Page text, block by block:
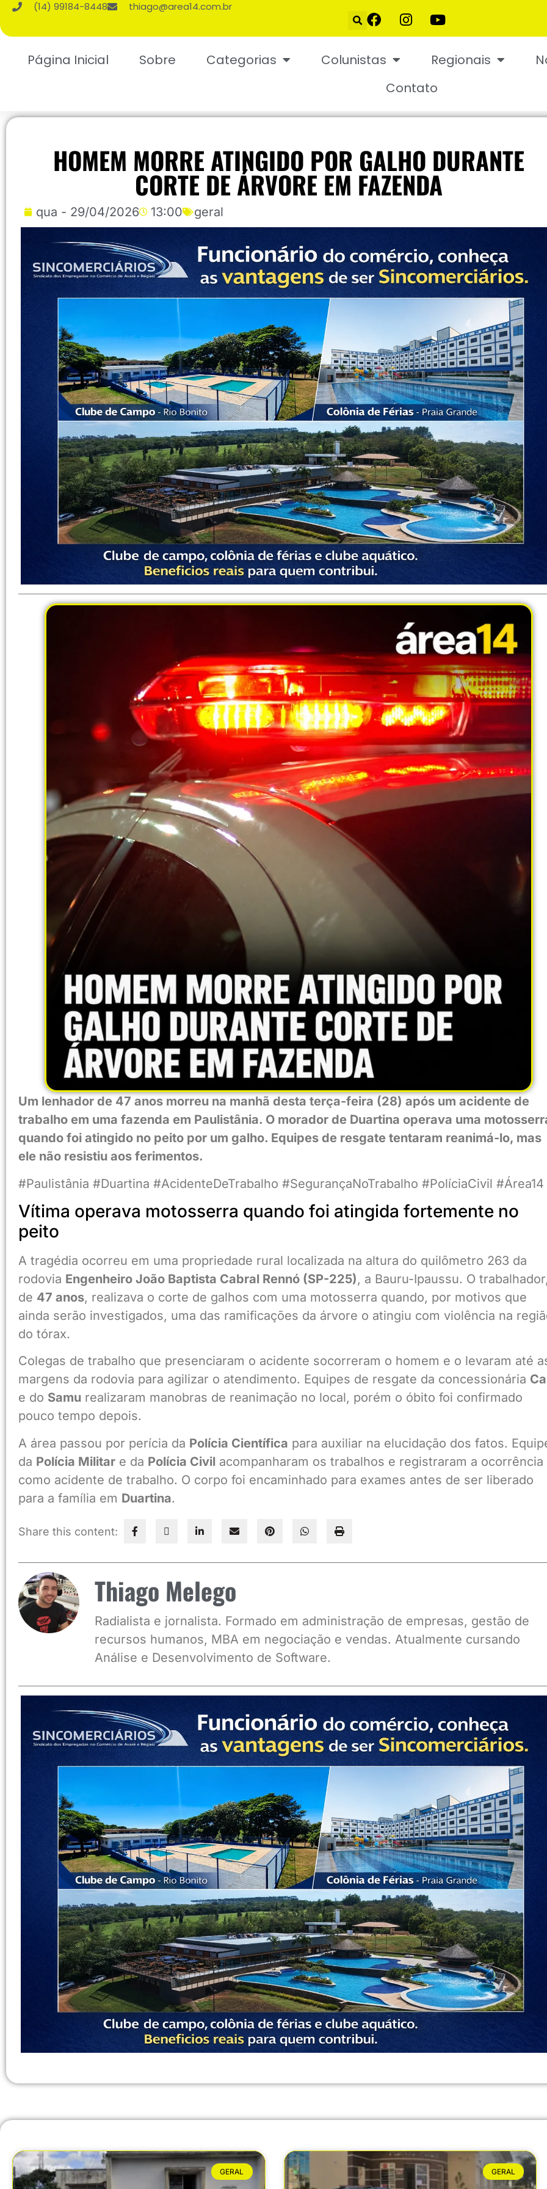
(14) 99184-8448 thiago@area14.com.br
Página Inicial Sobre Categorias Colunistas Regionais
Contato
HOMEM MORRE ATINGIDO POR GALHO DURANTE
CORTE DE ÁRVORE EM FAZENDA
qua - 29/04/2026 13:00 geral
Um lenhador de 47 anos morreu na manhã desta terça-feira (28) após um acidente de
trabalho em uma fazenda em Paulistânia. O morador de Duartina operava uma
quando foi atingido no peito por um galho. Equipes de resgate tentaram reanimá-lo, mas
ele não resistiu aos ferimentos.
#Paulistânia #Duartina #AcidenteDeTrabalho #SegurançaNoTrabalho #PolíciaCivil #Área14
Vítima operava motosserra quando foi atingida fortemente no
peito
A tragédia ocorreu em uma propriedade rural localizada na altura do quilômetro 263 da
rodovia Engenheiro João Baptista Cabral Rennó (SP-225), a Bauru-Ipaussu. O trabalhador,
de 47 anos, realizava o corte de galhos com uma motosserra quando, por motivos que
ainda serão investigados, uma das ramificações da árvore o atingiu com violência na
do tórax.
Colegas de trabalho que presenciaram o acidente socorreram o homem e o levaram até
margens da rodovia para agilizar o atendimento. Equipes de resgate da concessionária
e do Samu realizaram manobras de reanimação no local, porém o óbito foi confirmado
pouco tempo depois.
A área passou por perícia da Polícia Científica para auxiliar na elucidação dos fatos.
da Polícia Militar e da Polícia Civil acompanharam os trabalhos e registraram a ocorrência
como acidente de trabalho. O corpo foi encaminhado para exames antes de ser liberado
para a família em Duartina.
Share this content:
Thiago Melego
Radialista e jornalista. Formado em administração de empresas, gestão de
recursos humanos, MBA em negociação e vendas. Atualmente cursando
Análise e Desenvolvimento de Software.
GERAL GERAL